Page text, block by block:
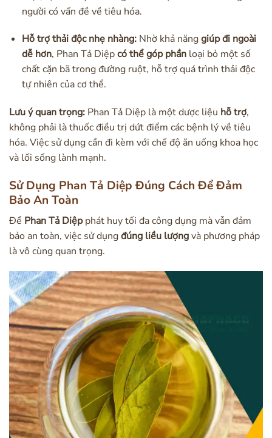
người có vấn đề về tiêu hóa.
Hỗ trợ thải độc nhẹ nhàng:Nhờ khả nănggiúp đi ngoài
dễ hơn, Phan Tả Diệpcó thể góp phầnloại bỏ một số
chất cặn bã trong đường ruột, hỗ trợ quá trình thải độc
tự nhiên của cơ thể.
Lưu ý quan trọng: Phan Tả Diệp là một dược liệu hỗ trợ,
không phải là thuốc điều trị dứt điểm các bệnh lý về tiêu
hóa. Việc sử dụng cần đi kèm với chế độ ăn uống khoa học
và lối sống lành mạnh.
Sử Dụng Phan Tả Diệp Đúng Cách Để Đảm
Bảo An Toàn
Để Phan Tả Diệpphát huy tối đa công dụng mà vẫn đảm
bảo an toàn, việc sử dụngđúng liều lượngvà phương pháp
là vô cùng quan trọng.